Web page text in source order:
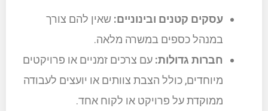
עסקים קטנים ובינוניים: שאין להם צורך
במנהל כספים במשרה מלאה.
חברות גדולות: עם צרכים זמניים או פרויקטים
מיוחדים, כולל הצבת צוותים או יועצים לעבודה
ממוקדת על פרויקט או לקוח אחד.